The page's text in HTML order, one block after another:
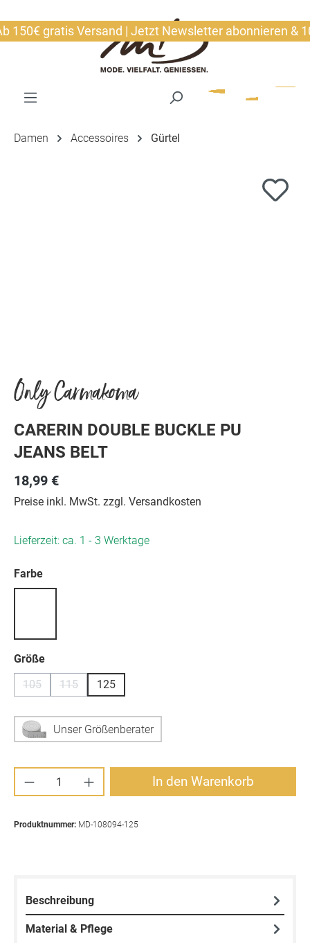
gratis Versand | Jetzt Newsletter abonnieren &
Damen Accessoires Gürtel
Only Carmakoma
CARERIN DOUBLE BUCKLE PU
JEANS BELT
18,99 €
Preise inkl. MwSt. zzgl. Versandkosten
Lieferzeit: ca. 1 - 3 Werktage
Farbeauswählen
Größeauswählen
105
(Diese Option ist zurzeit nicht verfügbar.)
115
(Diese Option ist zurzeit nicht verfügbar.)
125
Unser Größenberater
Produkt Anzahl: Gib den gewünschten
In den Warenkorb
Produktnummer: MD-108094-125
Beschreibung
Material & Pflege